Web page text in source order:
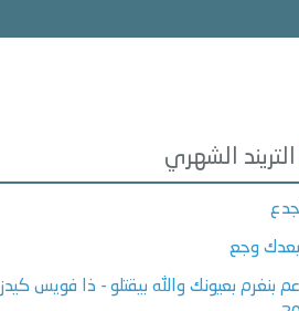
الشهري
جدع
بعدك وجع
عم بنغرم بعيونك والله بيقتلو - ذا فويس كيدز